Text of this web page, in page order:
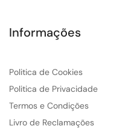
Informações
Politica de Cookies
Politica de Privacidade
Termos e Condições
Livro de Reclamações